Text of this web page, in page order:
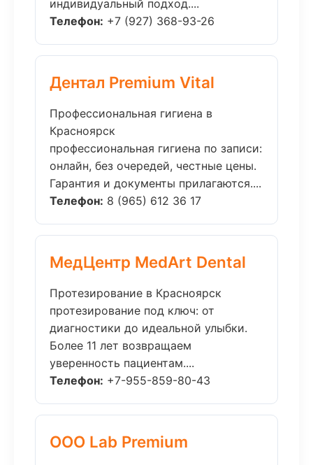
индивидуальный подход....
Телефон: +7 (927) 368-93-26
Дентал Premium Vital
Профессиональная гигиена в
Красноярск
профессиональная гигиена по записи:
онлайн, без очередей, честные цены.
Гарантия и документы прилагаются....
Телефон: 8 (965) 612 36 17
МедЦентр MedArt Dental
Протезирование в Красноярск
протезирование под ключ: от
диагностики до идеальной улыбки.
Более 11 лет возвращаем
уверенность пациентам....
Телефон: +7-955-859-80-43
ООО Lab Premium